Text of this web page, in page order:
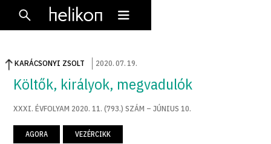
KARÁCSONYI ZSOLT 2020.07. 19.
Költők, királyok, megvadulók
XXXI. ÉVFOLYAM 2020. 11. (793.) SZÁM – JÚNIUS 10.
AGORA VEZÉRCIKK